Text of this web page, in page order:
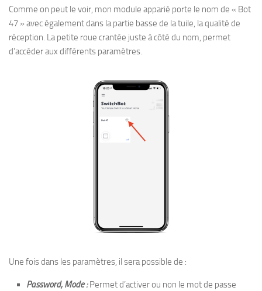
Comme on peut le voir, mon module apparié porte le nom de « Bot
47 » avec également dans la partie basse de la tuile, la qualité de
réception. La petite roue crantée juste à côté du nom, permet
d’accéder aux différents paramètres.
Une fois dans les paramètres, il sera possible de :
Password, Mode :Permet d’activer ou non le mot de passe